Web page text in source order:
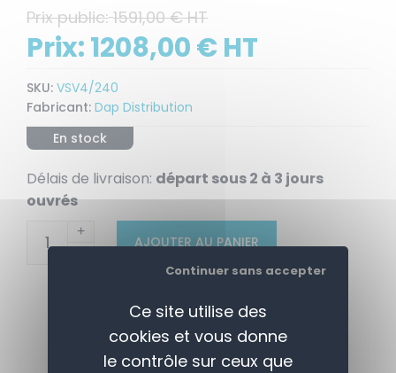
Prix public: 1591,00 € HT
Prix:1208,00 € HT
SKU: VSV4/240
Fabricant: Dap Distribution
En stock
Délais de livraison: départ sous 2 à 3 jours
ouvrés
+
AJOUTER AU PANIER
Ce site utilise des
cookies et vous donne
le contrôle sur ceux que
Continuer sans accepter